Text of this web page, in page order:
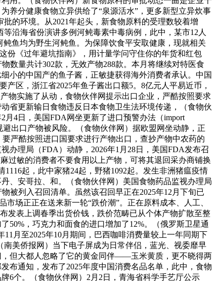
养分健康食物立异供给了“泉源活水”，更多新型立异炊事
的环境。从2021年起头，新食物原料的受理数较着增
沿海省份演讲多例河鲀毒素中毒病例，此中，某市12人
鱼均为野生河鲀鱼。为保障饮食平安取健康，现就相关
份《过年避坑指南》，用计量学问守住你的年货和红包
数量共计302款，无效产物288款。本月将继续对特医食
小的中国产的鱼子酱，正敏捷获得海外消费者承认。中国
区，浙江省2025年鱼子酱出口额5。8亿元人平易近币，
物实施了从动，食物伙伴网提示出口企业，严酷按照要求
省更新输日食物违反日本食物卫生法环境传递，（食物伙
4日，美国FDA网坐更新了进口预警办法（import
出口产物被风险。（食物伙伴网）据欧盟网坐动静，正
严酷按照进口国要求进行产物出口，查抄产物中农药的
办理局（FDA）动静，2026年1月28日，美国FDA发布召
过敏的消费者不要食用以上产物，可将其退回采办商铺换
起，此中家猪24起，野猪1092起。发生非洲猪瘟疫情
、安哥拉、和。（食物伙伴网）美国食物药品监视办理局
被列入召回清单。虽然该召回早正在2025年12月下旬已
场正正在送来新一轮“跌价潮”。正在原料成本、人工、
发表上调春季出货价钱，跌价范畴已从个体产物扩散至整
50%，巧克力和面食的进口增加了12%。（俄罗斯卫星通
月至2025年10月期间，巴西咖啡消费量较上一年同期下
南美侨报网）当下电子屏成为日常伴侣，蓝光、视委靡早
，但大都人忽略了它的黄金同伴——玉米黄质，更不晓得两
布通知，发布了2025年度中国消费名品名单，此中，食物
6个。（食物伙伴网）2月2日，青海省科学手艺厅公示